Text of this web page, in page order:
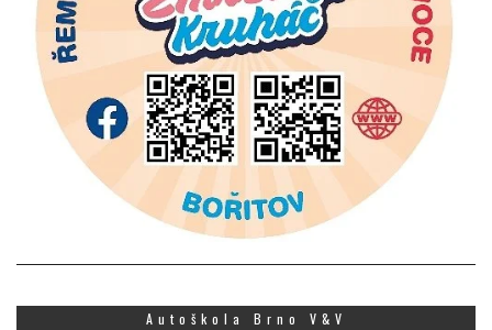
Autoškola Brno V&V